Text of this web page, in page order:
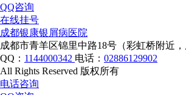
QQ咨询
在线挂号
成都银康银屑病医院
成都市青羊区锦里中路18号（彩虹桥附近，
QQ： 1144000342 电话： 02886129902
All Rights Reserved 版权所有
电话咨询